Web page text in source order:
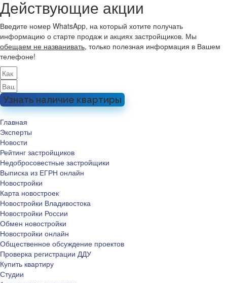
Действующие акции
Введите номер WhatsApp, на который хотите получать
информацию о старте продаж и акциях застройщиков. Мы
обещаем не названивать, только полезная информация в Вашем
телефоне!
Узнать наличие квартиры
Главная
Эксперты
Новости
Рейтинг застройщиков
Недобросовестные застройщики
Выписка из ЕГРН онлайн
Новостройки
Карта новостроек
Новостройки Владивостока
Новостройки России
Обмен новостройки
Новостройки онлайн
Общественное обсуждение проектов
Проверка регистрации ДДУ
Купить квартиру
Студии